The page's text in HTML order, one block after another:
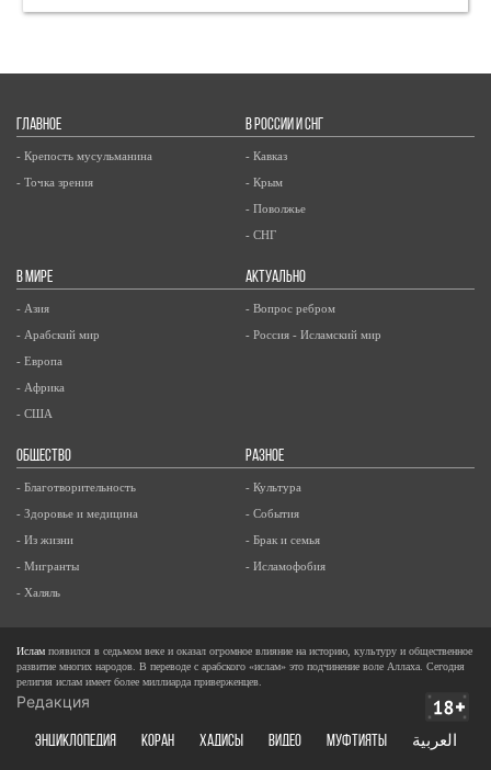
ГЛАВНОЕ
- Крепость мусульманина
- Точка зрения
В РОССИИ И СНГ
- Кавказ
- Крым
- Поволжье
- СНГ
В МИРЕ
- Азия
- Арабский мир
- Европа
- Африка
- США
АКТУАЛЬНО
- Вопрос ребром
- Россия - Исламский мир
ОБЩЕСТВО
- Благотворительность
- Здоровье и медицина
- Из жизни
- Мигранты
- Халяль
РАЗНОЕ
- Культура
- События
- Брак и семья
- Исламофобия
Ислам появился в седьмом веке и оказал огромное влияние на историю, культуру и общественное
развитие многих народов. В переводе с арабского «ислам» это подчинение воле Аллаха. Сегодня
религия ислам имеет более миллиарда приверженцев.
Редакция
ЭНЦИКЛОПЕДИЯ КОРАН ХАДИСЫ ВИДЕО Муфтияты العربية